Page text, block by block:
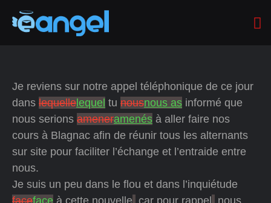
Je reviens sur notre appel téléphonique de ce jour
dans lequelle lequel tu nousnous as informé que
nous serions ameneramenés à aller faire nos
cours à Blagnac afin de réunir tous les alternants
sur site pour faciliter l’échange et l’entraide entre
nous.
Je suis un peu dans le flou et dans l’inquiétude
façeface à cette nouvelle, car pour rappel , nous